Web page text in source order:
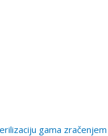
gama zračenjem